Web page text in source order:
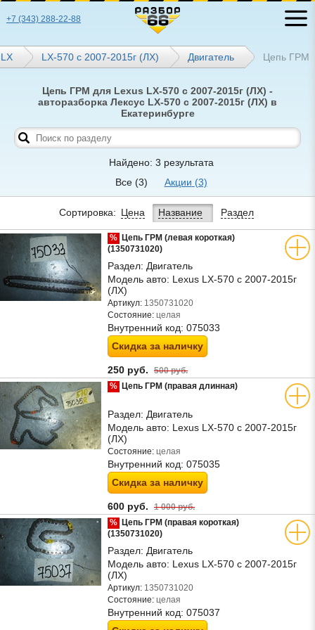
+7 (343) 288-22-88
LX LX-570 с 2007-2015г (ЛХ) Двигатель Цепь ГРМ
Цепь ГРМ для Lexus LX-570 с 2007-2015г (ЛХ) -
авторазборка Лексус LX-570 с 2007-2015г (ЛХ) в
Екатеринбурге
Найдено: 3 результата
Все (3) Акции (3)
Сортировка: Цена Название Раздел
% Цепь ГРМ (левая короткая)
(1350731020)
Раздел: Двигатель
Модель авто: Lexus LX-570 с 2007-2015г
(ЛХ)
Артикул: 1350731020
Состояние: целая
Внутренний код: 075033
Скидка за наличку
250 руб. 500 руб.
% Цепь ГРМ (правая длинная)
Раздел: Двигатель
Модель авто: Lexus LX-570 с 2007-2015г
(ЛХ)
Состояние: целая
Внутренний код: 075035
Скидка за наличку
600 руб. 1 000 руб.
% Цепь ГРМ (правая короткая)
(1350731020)
Раздел: Двигатель
Модель авто: Lexus LX-570 с 2007-2015г
(ЛХ)
Артикул: 1350731020
Состояние: целая
Внутренний код: 075037